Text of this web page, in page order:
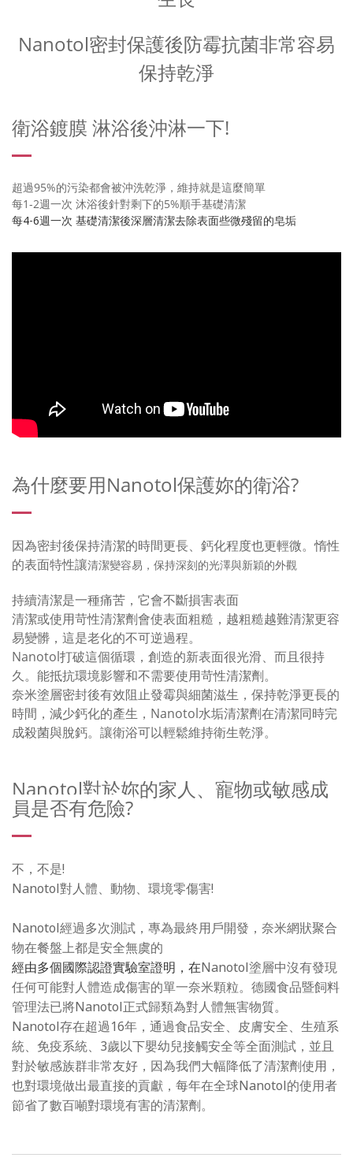
Nanotol密封保護後防霉抗菌非常容易
保持乾淨
衛浴鍍膜 淋浴後沖淋一下!
超過95%的污染都會被沖洗乾淨，維持就是這麼簡單
每1-2週一次 沐浴後針對剩下的5%順手基礎清潔
每4-6週一次 基礎清潔後深層清潔去除表面些微殘留的皂垢
為什麼要用Nanotol保護妳的衛浴?
因為密封後保持清潔的時間更長、鈣化程度也更輕微。惰性
的表面特性讓清潔變容易，保持深刻的光澤與新穎的外觀
持續清潔是一種痛苦，它會不斷損害表面
清潔或使用苛性清潔劑會使表面粗糙，越粗糙越難清潔更容
易變髒，這是老化的不可逆過程。
Nanotol打破這個循環，創造的新表面很光滑、而且很持
久。能抵抗環境影響和不需要使用苛性清潔劑。
奈米塗層密封後有效阻止發霉與細菌滋生，保持乾淨更長的
時間，減少鈣化的產生，Nanotol水垢清潔劑在清潔同時完
成殺菌與脫鈣。讓衛浴可以輕鬆維持衛生乾淨。
Nanotol對於妳的家人、寵物或敏感成
員是否有危險?
不，不是!
Nanotol對人體、動物、環境零傷害!
Nanotol經過多次測試，專為最終用戶開發，奈米網狀聚合
物在餐盤上都是安全無虞的
經由多個國際認證實驗室證明，在Nanotol塗層中沒有發現
任何可能對人體造成傷害的單一奈米顆粒。德國食品暨飼料
管理法已將Nanotol正式歸類為對人體無害物質。
Nanotol存在超過16年，通過食品安全、皮膚安全、生殖系
統、免疫系統、3歲以下嬰幼兒接觸安全等全面測試，並且
對於敏感族群非常友好，因為我們大幅降低了清潔劑使用，
也對環境做出最直接的貢獻，每年在全球Nanotol的使用者
節省了數百噸對環境有害的清潔劑。